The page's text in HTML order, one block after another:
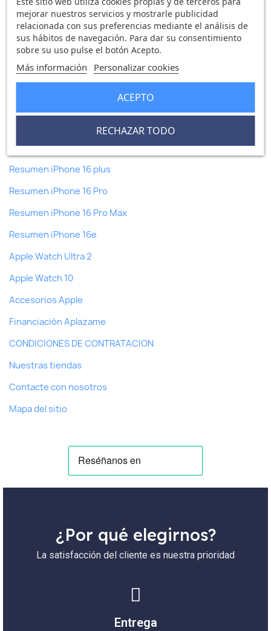
Formas de pago
iPad Pro
Resumen iPad
Nuevo iPad Mini
Resumen iPhone 15 Plus
Resumen iPhone 16
Resumen iPhone 16 plus
Resumen iPhone 16 Pro
Resumen iPhone 16 Pro Max
Resumen iPhone 16e
Apple Watch Ultra 2
Apple Watch 10
Accesorios Apple
Financiación Aplazame
CONDICIONES DE CONTRATACION
Nuestras tiendas
Contacte con nosotros
Mapa del sitio
¿Por qué elegirnos?
La satisfacción del cliente es nuestra prioridad
Entrega
mejorar nuestros servicios y mostrarle publicidad
relacionada con sus preferencias mediante el análisis de
sus hábitos de navegación. Para dar su consentimiento
sobre su uso pulse el botón Acepto.
Más información Personalizar cookies
RECHAZAR TODO
ACEPTO